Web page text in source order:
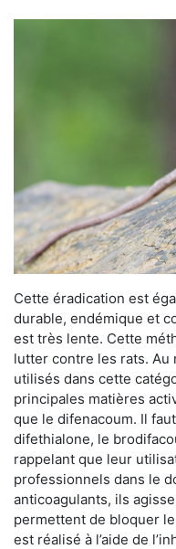
Cette éradication est
durable, endémique et
est très lente. Cette
lutter contre les rats. Au
utilisés dans cette
principales matières
que le difenacoum. Il
difethialone, le
rappelant que leur
professionnels dans le
anticoagulants, ils
permettent de bloquer
est réalisé à l’aide de